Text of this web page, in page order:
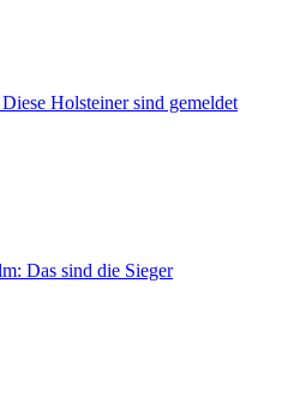
Holsteiner sind gemeldet
Das sind die Sieger